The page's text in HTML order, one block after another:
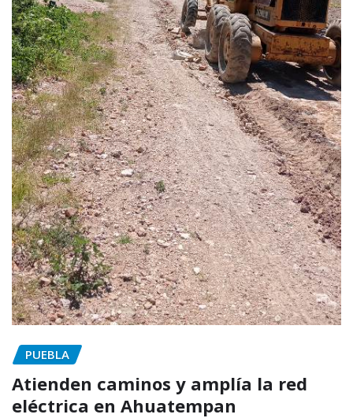
PUEBLA
Atienden caminos y amplía la red
eléctrica en Ahuatempan